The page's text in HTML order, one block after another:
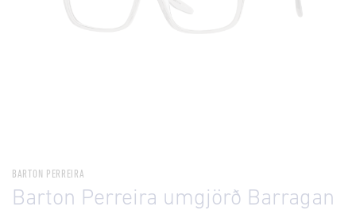
BARTON PERREIRA
Barton Perreira umgjörð Barragan